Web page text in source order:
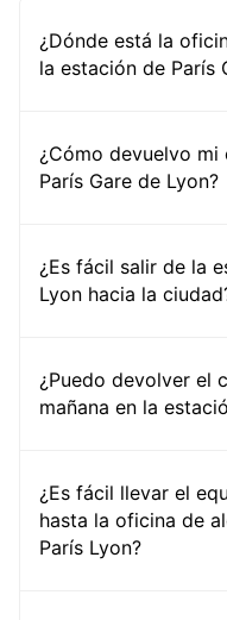
¿Dónde está la
la estación de París
¿Cómo devuelvo
París Gare de Lyon?
¿Es fácil salir de la
Lyon hacia la
¿Puedo devolver el
mañana en la
¿Es fácil llevar el
hasta la oficina de
París Lyon?